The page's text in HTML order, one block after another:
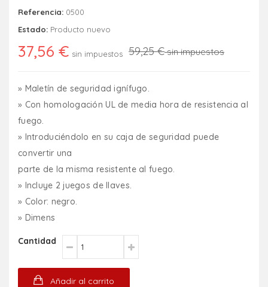
Referencia: 0500
Estado: Producto nuevo
37,56 € sin impuestos 59,25 €sin impuestos
» Maletín de seguridad ignífugo.
» Con homologación UL de media hora de resistencia al
fuego.
» Introduciéndolo en su caja de seguridad puede
convertir una
parte de la misma resistente al fuego.
» Incluye 2 juegos de llaves.
» Color: negro.
» Dimens
Cantidad
Añadir al carrito